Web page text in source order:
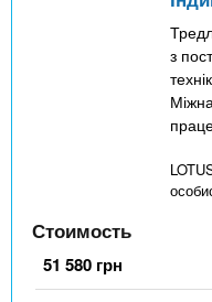
з
Стоимость
51 580 грн